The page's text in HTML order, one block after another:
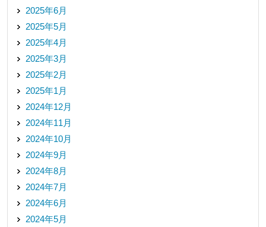
2025年6月
2025年5月
2025年4月
2025年3月
2025年2月
2025年1月
2024年12月
2024年11月
2024年10月
2024年9月
2024年8月
2024年7月
2024年6月
2024年5月